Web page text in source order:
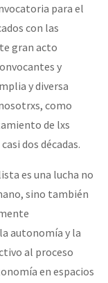
poblaciones y
para el
con las
gran acto
y
y diversa
como
de lxs
dos décadas.
es una lucha no
sino también
autonomía y la
al proceso
en espacios